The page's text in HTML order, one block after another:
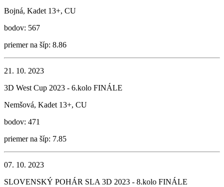
Bojná, Kadet 13+, CU
bodov: 567
priemer na šíp: 8.86
21. 10. 2023
3D West Cup 2023 - 6.kolo FINÁLE
Nemšová, Kadet 13+, CU
bodov: 471
priemer na šíp: 7.85
07. 10. 2023
SLOVENSKÝ POHÁR SLA 3D 2023 - 8.kolo FINÁLE